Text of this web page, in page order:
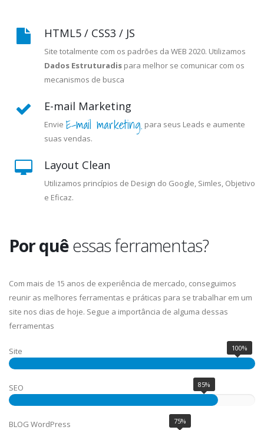
HTML5 / CSS3 / JS
Site totalmente com os padrões da WEB 2020. Utilizamos
Dados Estruturadis para melhor se comunicar com os
mecanismos de busca
E-mail Marketing
Envie E-mail marketing. para seus Leads e aumente
suas vendas.
Layout Clean
Utilizamos princípios de Design do Google, Simles, Objetivo
e Eficaz.
Por quêessas ferramentas?
Com mais de 15 anos de experiência de mercado, conseguimos
reunir as melhores ferramentas e práticas para se trabalhar em um
site nos dias de hoje. Segue a importância de alguma dessas
ferramentas
Site 100%
SEO 85%
BLOG WordPress 75%